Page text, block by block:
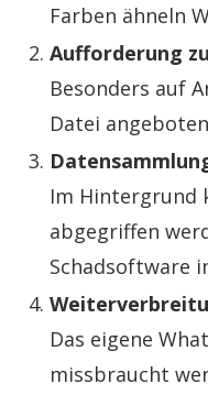
Farben ähneln
Aufforderung
Besonders auf
Datei
Im Hintergrund
abgegriffen
Schadsoftware
Das eigene
missbraucht